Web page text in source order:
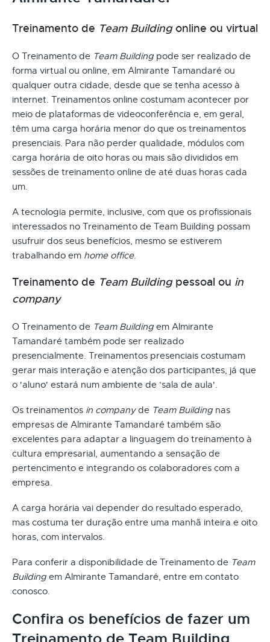
Treinamento de Team Buildingonline ou virtual
O Treinamento de Team Building pode ser realizado de
forma virtual ou online, em Almirante Tamandaré ou
qualquer outra cidade, desde que se tenha acesso à
internet. Treinamentos online costumam acontecer por
meio de plataformas de videoconferência e, em geral,
têm uma carga horária menor do que os treinamentos
presenciais. Para não perder qualidade, módulos com
carga horária de oito horas ou mais são divididos em
sessões de treinamento online de até duas horas cada
um.
A tecnologia permite, inclusive, com que os profissionais
interessados no Treinamento de Team Building possam
usufruir dos seus benefícios, mesmo se estiverem
trabalhando em home office.
Treinamento de Team Buildingpessoal ou in
company
O Treinamento de Team Building em Almirante
Tamandaré também pode ser realizado
presencialmente. Treinamentos presenciais costumam
gerar mais interação e atenção dos participantes, já que
o 'aluno' estará num ambiente de ‘sala de aula'.
Os treinamentos in companyde Team Building nas
empresas de Almirante Tamandaré também são
excelentes para adaptar a linguagem do treinamento à
cultura empresarial, aumentando a sensação de
pertencimento e integrando os colaboradores com a
empresa.
A carga horária vai depender do resultado esperado,
mas costuma ter duração entre uma manhã inteira e oito
horas, com intervalos.
Para conferir a disponibilidade de Treinamento de Team
Building em Almirante Tamandaré, entre em contato
conosco.
Confira os benefícios de fazer um